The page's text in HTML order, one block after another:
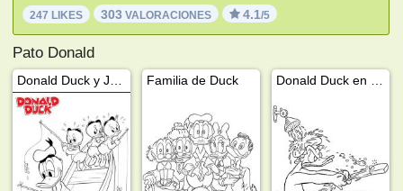
247 LIKES 303 VALORACIONES 4.1/5
Pato Donald
Familia de Duck